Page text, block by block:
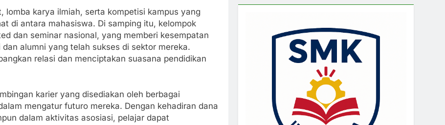
karya ilmiah, serta kompetisi kampus yang
di antara mahasiswa. Di samping itu, kelompok
dan seminar nasional, yang memberi kesempatan
alumni yang telah sukses di sektor mereka.
relasi dan menciptakan suasana pendidikan
karier yang disediakan oleh berbagai
mengatur futuro mereka. Dengan kehadiran dana
dalam aktivitas asosiasi, pelajar dapat